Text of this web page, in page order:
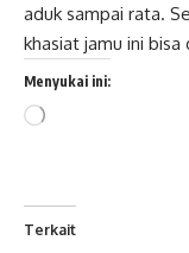
aduk sampai rata.
khasiat jamu ini
Menyukai ini:
Memuat...
Terkait